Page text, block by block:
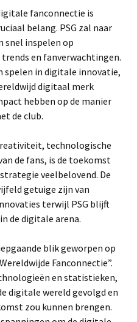
fanconnectie is
belang. PSG zal naar
snel inspelen op
en fanverwachtingen.
spelen in digitale innovatie,
digitaal merk
hebben op de manier
de club.
technologische
de fans, is de toekomst
veelbelovend. De
getuige zijn van
terwijl PSG blijft
de digitale arena.
blik geworpen op
Fanconnectie”.
en statistieken,
digitale wereld gevolgd en
zou kunnen brengen.